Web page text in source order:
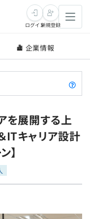
ログイン新規登録
企業情報
を展開する上
キャリア設計
】